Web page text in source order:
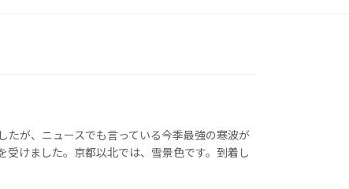
が、ニュースでも言っている今季最強の寒波が
けました。京都以北では、雪景色です。到着し